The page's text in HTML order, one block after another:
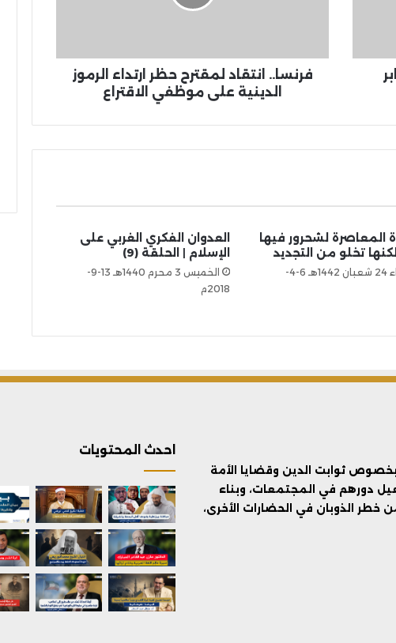
فرنسا.. انتقاد لمقترح حظر ارتداء الرموز
الدينية على موظفي الاقتراع
المعاصرة لشحرور فيها
تخلو من التجديد
الثلاثاء 24 شعبان 1442هـ 6-4-
العدوان الفكري الغربي على
الإسلام | الحلقة (9)
الخميس 3 محرم 1440هـ 13-9-
2018م
ثوابت الدين وقضايا الأمة
دورهم في المجتمعات، وبناء
خطر الذوبان في الحضارات الأخرى،
احدث المحتويات